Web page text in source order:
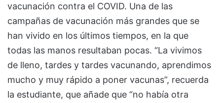
vacunación contra el COVID. Una de las
campañas de vacunación más grandes que se
han vivido en los últimos tiempos, en la que
todas las manos resultaban pocas. “La vivimos
de lleno, tardes y tardes vacunando, aprendimos
mucho y muy rápido a poner vacunas”, recuerda
la estudiante, que añade que “no había otra